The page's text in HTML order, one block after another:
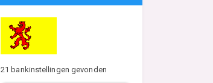
21 bankinstellingen gevonden